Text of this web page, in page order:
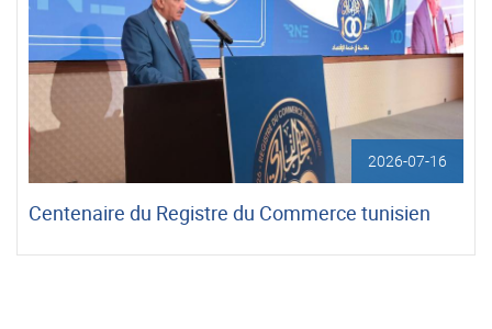
2026-07-16
Centenaire du Registre du Commerce tunisien